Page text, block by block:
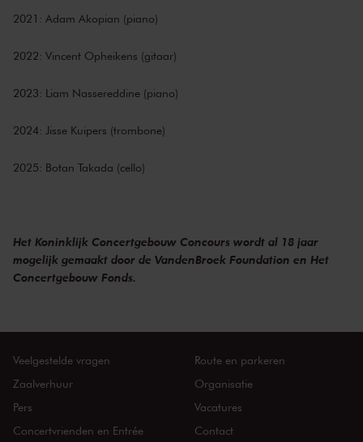
2021: Adam Akopian (piano)
2022: Vincent Opheikens (gitaar)
2023: Liam Nassereddine (piano)
2024: Jisse Kuipers (trombone)
2025: Botan Takada (cello)
Het Koninklijk Concertgebouw Concours wordt al 18 jaar
mogelijk gemaakt door de VandenBroek Foundation en Het
Concertgebouw Fonds.
Veelgestelde vragen
Zaalverhuur
Pers
Concertvrienden en Entrée
Route en parkeren
Organisatie
Vacatures
Contact